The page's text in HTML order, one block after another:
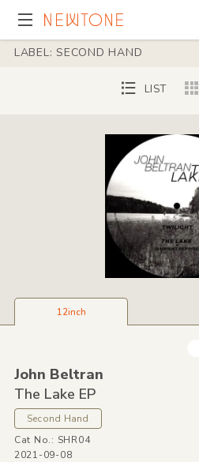
LABEL: SECOND HAND
LIST
12inch
John Beltran
The Lake EP
Second Hand
Cat No.: SHR04
2021-09-08